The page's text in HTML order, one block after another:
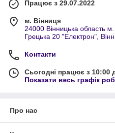
Працює з 29.07.2022
м. Вінниця
24000 Вінницька область
Грецька 20 "Електрон",
Контакти
Сьогодні працює з 10:00
Показати весь графік
Про нас